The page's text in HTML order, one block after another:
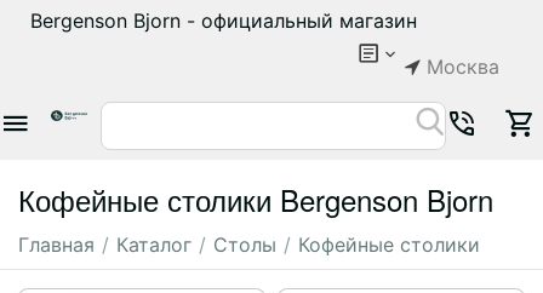
Bergenson Bjorn - официальный магазин
Москва
Кофейные столики Bergenson Bjorn
Главная / Каталог / Столы / Кофейные столики